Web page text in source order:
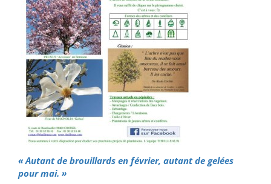
« Autant de brouillards en février, autant de gelées
pour mai. »